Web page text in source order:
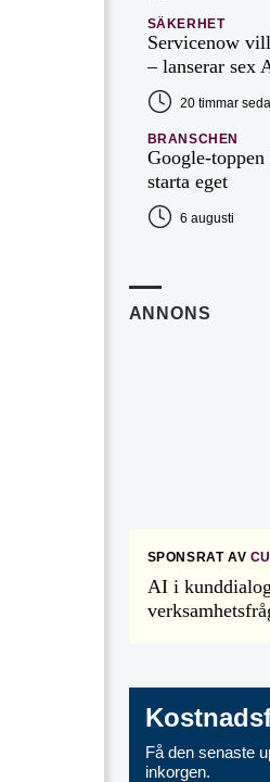
SÄKERHET
Servicenow
– lanserar sex
20 timmar
BRANSCHEN
Google-
starta eget
6 augusti
ANNONS
SPONSRAT AV
AI i
Få den senaste
inkorgen.